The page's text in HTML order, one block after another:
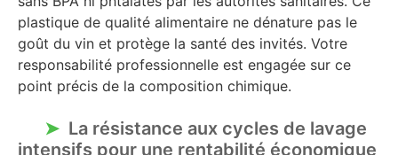
plastique de qualité alimentaire ne dénature pas le
goût du vin et protège la santé des invités. Votre
responsabilité professionnelle est engagée sur ce
point précis de la composition chimique.
La résistance aux cycles de lavage
intensifs pour une rentabilité économique